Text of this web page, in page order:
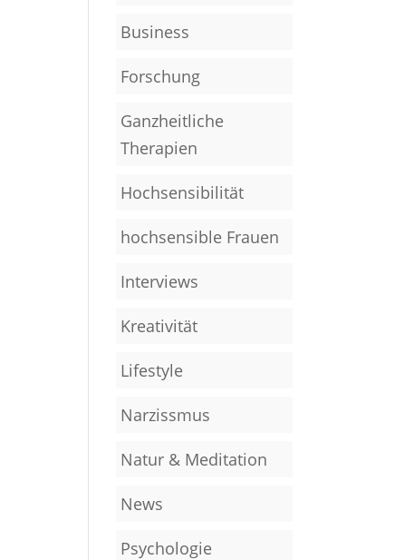
Business
Forschung
Ganzheitliche
Therapien
Hochsensibilität
hochsensible Frauen
Interviews
Kreativität
Lifestyle
Narzissmus
Natur & Meditation
News
Psychologie